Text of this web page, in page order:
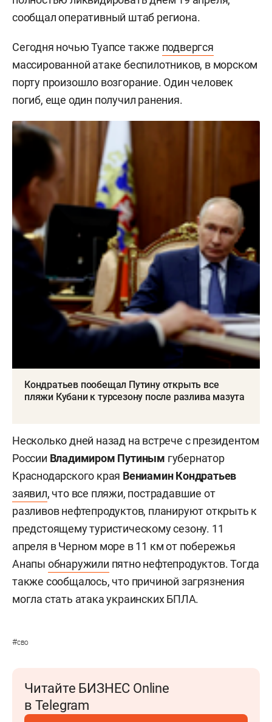
сообщал оперативный штаб региона.
Сегодня ночью Туапсе также подвергся
массированной атаке беспилотников, в морском
порту произошло возгорание. Один человек
погиб, еще один получил ранения.
Кондратьев пообещал Путину открыть все
пляжи Кубани к турсезону после разлива мазута
Несколько дней назад на встрече с президентом
России Владимиром Путиным губернатор
Краснодарского края Вениамин Кондратьев
заявил, что все пляжи, пострадавшие от
разливов нефтепродуктов, планируют открыть к
предстоящему туристическому сезону. 11
апреля в Черном море в 11 км от побережья
Анапы обнаружили пятно нефтепродуктов. Тогда
также сообщалось, что причиной загрязнения
могла стать атака украинских БПЛА.
#сво
Читайте БИЗНЕС Online
в Telegram